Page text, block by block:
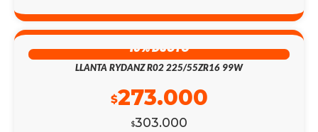
10% DSCTO
LLANTA RYDANZ R02 225/55ZR16 99W
$303.000
$273.000